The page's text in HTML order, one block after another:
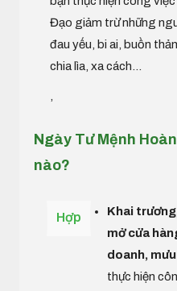
Đạo giảm trừ những
đau yếu, bi ai, buồn
chia lìa, xa cách...
Ngày Tư Mệnh
nào?
Hợp
Khai
mở cửa
doanh,
thực hiện